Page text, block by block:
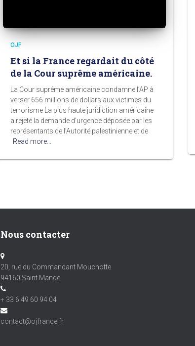
OJF
Et si la France regardait du côté
de la Cour suprême américaine.
La Cour suprême américaine condamne l’AP à
verser 656 millions de dollars aux victimes du
terrorisme La plus haute juridiction américaine
a rejeté la demande d’urgence déposée par les
représentants de l’Autorité palestinienne et de
Read more…
Nous contacter
20, rue du Commandant Mouchotte
94160 Saint Mandé
+ 33 6 49 60 94 04
contact@ojfrance.fr